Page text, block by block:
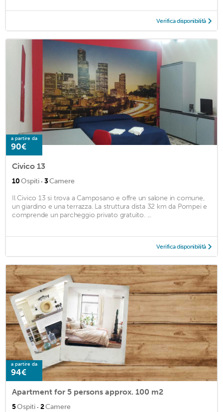
Verifica disponibilità
a partire da
90€
Civico 13
10Ospiti · 3Camere
Il Civico 13 si trova a Camposano e offre un salone in comune,
un giardino e una terrazza. La struttura dista 32 km da Pompei e
comprende un parcheggio privato gratuito. ...
Verifica disponibilità
a partire da
94€
Apartment for 5 persons approx. 100 m2
5Ospiti · 2Camere